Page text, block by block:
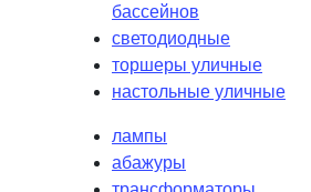
бассейнов
светодиодные
торшеры уличные
настольные уличные
лампы
абажуры